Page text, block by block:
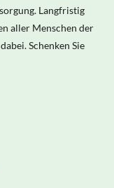
Langfristig
aller Menschen der
Schenken Sie